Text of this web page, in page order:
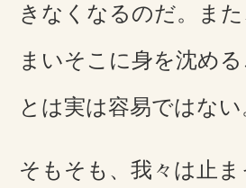
きなくなるのだ。ま
まいそこに身を沈め
とは実は容易ではない
そもそも、我々は止